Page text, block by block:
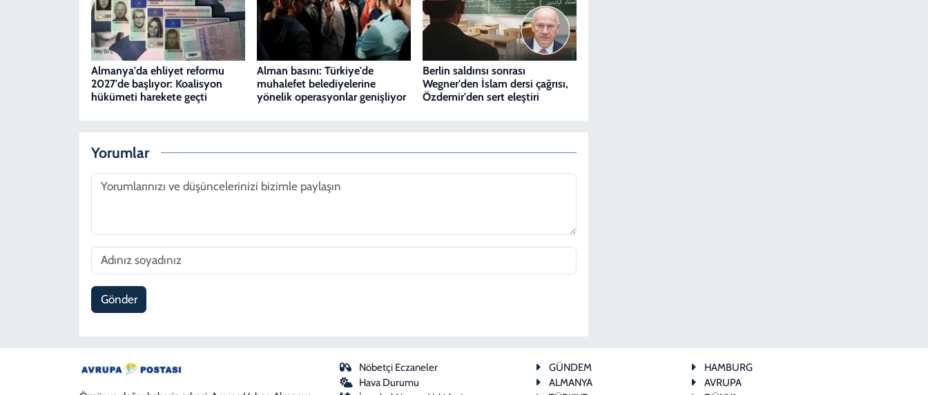
Almanya'da ehliyet reformu
2027'de başlıyor: Koalisyon
hükümeti harekete geçti
Alman basını: Türkiye'de
muhalefet belediyelerine
yönelik operasyonlar genişliyor
Berlin saldırısı sonrası
Wegner'den İslam dersi çağrısı,
Özdemir'den sert eleştiri
Yorumlar
Gönder
Nöbetçi Eczaneler
Hava Durumu
GÜNDEM
HAMBURG
ALMANYA
AVRUPA